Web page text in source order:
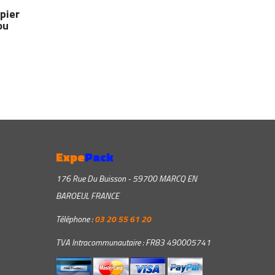
ExpePack
176 Rue Du Buisson - 59700 MARCQ EN
BAROEUL FRANCE
Téléphone :03 20 55 61 20
TVA Intracommunautaire : FR83 490005741